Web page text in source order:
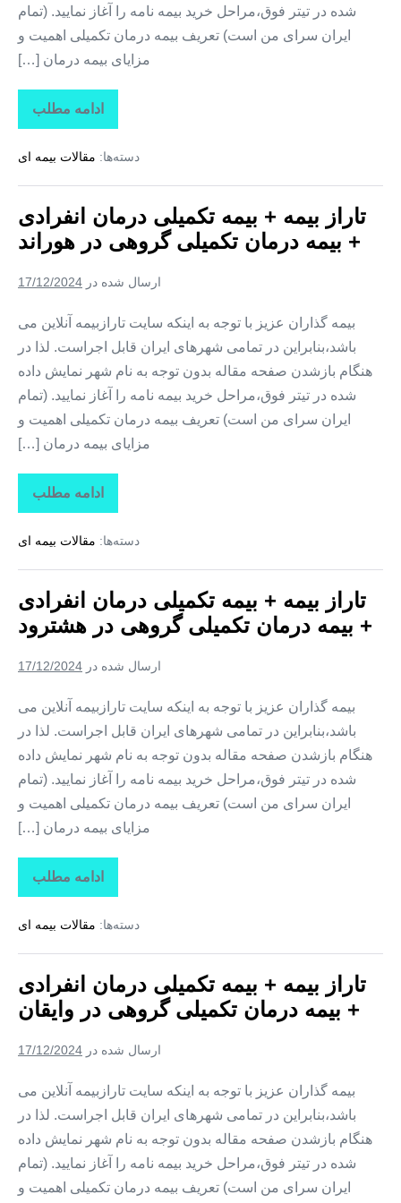
شده در تیتر فوق،مراحل خرید بیمه نامه را آغاز نمایید. (تمام
ایران سرای من است) تعریف بیمه درمان تکمیلی اهمیت و
مزایای بیمه درمان […]
ادامه مطلب
تاراز
بیمه
بیمه
درمان
+
بیمه
درمان
تکمیلی
در
دسته‌ها: مقالات بیمه ای
تاراز بیمه + بیمه تکمیلی درمان انفرادی
+ بیمه درمان تکمیلی گروهی در هوراند
ارسال شده در 17/12/2024
بیمه گذاران عزیز با توجه به اینکه سایت تارازبیمه آنلاین می
باشد،بنابراین در تمامی شهرهای ایران قابل اجراست. لذا در
هنگام بازشدن صفحه مقاله بدون توجه به نام شهر نمایش داده
شده در تیتر فوق،مراحل خرید بیمه نامه را آغاز نمایید. (تمام
ایران سرای من است) تعریف بیمه درمان تکمیلی اهمیت و
مزایای بیمه درمان […]
ادامه مطلب
تاراز
بیمه
بیمه
درمان
+
بیمه
درمان
تکمیلی
در
دسته‌ها: مقالات بیمه ای
تاراز بیمه + بیمه تکمیلی درمان انفرادی
+ بیمه درمان تکمیلی گروهی در هشترود
ارسال شده در 17/12/2024
بیمه گذاران عزیز با توجه به اینکه سایت تارازبیمه آنلاین می
باشد،بنابراین در تمامی شهرهای ایران قابل اجراست. لذا در
هنگام بازشدن صفحه مقاله بدون توجه به نام شهر نمایش داده
شده در تیتر فوق،مراحل خرید بیمه نامه را آغاز نمایید. (تمام
ایران سرای من است) تعریف بیمه درمان تکمیلی اهمیت و
مزایای بیمه درمان […]
ادامه مطلب
تاراز
بیمه
بیمه
درمان
+
بیمه
درمان
تکمیلی
در
دسته‌ها: مقالات بیمه ای
تاراز بیمه + بیمه تکمیلی درمان انفرادی
+ بیمه درمان تکمیلی گروهی در وایقان
ارسال شده در 17/12/2024
بیمه گذاران عزیز با توجه به اینکه سایت تارازبیمه آنلاین می
باشد،بنابراین در تمامی شهرهای ایران قابل اجراست. لذا در
هنگام بازشدن صفحه مقاله بدون توجه به نام شهر نمایش داده
شده در تیتر فوق،مراحل خرید بیمه نامه را آغاز نمایید. (تمام
ایران سرای من است) تعریف بیمه درمان تکمیلی اهمیت و